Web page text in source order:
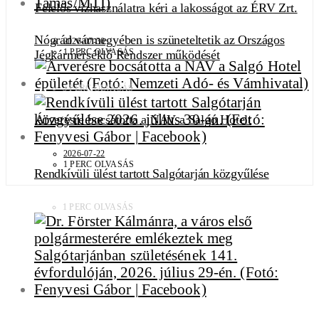
Felelős vízhasználatra kéri a lakosságot az ÉRV Zrt.
2026-07-30
1 PERC OLVASÁS
Árverésre bocsátotta a NAV a Salgó Hotelt
2026-07-22
1 PERC OLVASÁS
Nógrád vármegyében is szüneteltetik az Országos
Jégkármérséklő Rendszer működését
3 PERC OLVASÁS
Rendkívüli ülést tartott Salgótarján közgyűlése
1 PERC OLVASÁS